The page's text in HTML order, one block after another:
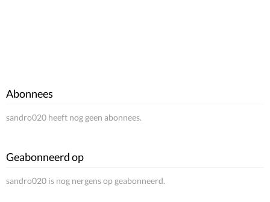
Abonnees
sandro020 heeft nog geen abonnees.
Geabonneerd op
sandro020 is nog nergens op geabonneerd.